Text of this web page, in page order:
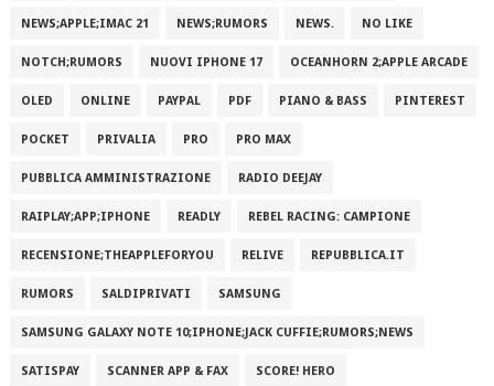
NEWS;APPLE;IMAC 21 NEWS;RUMORS NEWS. NO LIKE
NOTCH;RUMORS NUOVI IPHONE 17 OCEANHORN 2;APPLE ARCADE
OLED ONLINE PAYPAL PDF PIANO & BASS PINTEREST
POCKET PRIVALIA PRO PRO MAX
PUBBLICA AMMINISTRAZIONE RADIO DEEJAY
RAIPLAY;APP;IPHONE READLY REBEL RACING: CAMPIONE
RECENSIONE;THEAPPLEFORYOU RELIVE REPUBBLICA.IT
RUMORS SALDIPRIVATI SAMSUNG
SAMSUNG GALAXY NOTE 10;IPHONE;JACK CUFFIE;RUMORS;NEWS
SATISPAY SCANNER APP & FAX SCORE! HERO